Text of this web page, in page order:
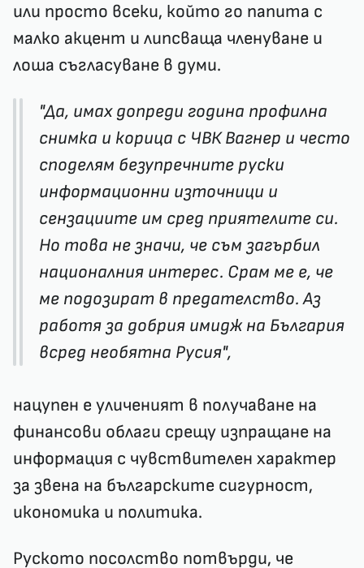
или просто всеки, който го папита с
малко акцент и липсваща членуване и
лоша съгласуване в думи.
"Да, имах допреди година профилна
снимка и корица с ЧВК Вагнер и често
споделям безупречните руски
информационни източници и
сензациите им сред приятелите си.
Но това не значи, че съм загърбил
националния интерес. Срам ме е, че
ме подозират в предателство. Аз
работя за добрия имидж на България
всред необятна Русия",
нацупен е уличеният в получаване на
финансови облаги срещу изпращане на
информация с чувствителен характер
за звена на българските сигурност,
икономика и политика.
Руското посолство потвърди, че